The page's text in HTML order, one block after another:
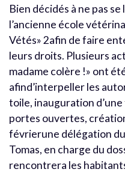
Bien décidés à ne pas
l’ancienne école
Vétés» 2afin de faire
leurs droits. Plusieurs
madame colère !» ont
afind’interpeller les
toile, inauguration
portes ouvertes,
févrierune délégation
Tomas, en charge du
rencontrera les